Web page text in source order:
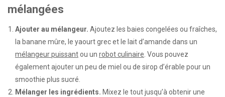
mélangées
Ajouter au mélangeur. Ajoutez les baies congelées ou fraîches,
la banane mûre, le yaourt grec et le lait d’amande dans un
mélangeur puissantou un robot culinaire. Vous pouvez
également ajouter un peu de miel ou de sirop d’érable pour un
smoothie plus sucré.
Mélanger les ingrédients. Mixez le tout jusqu’à obtenir une